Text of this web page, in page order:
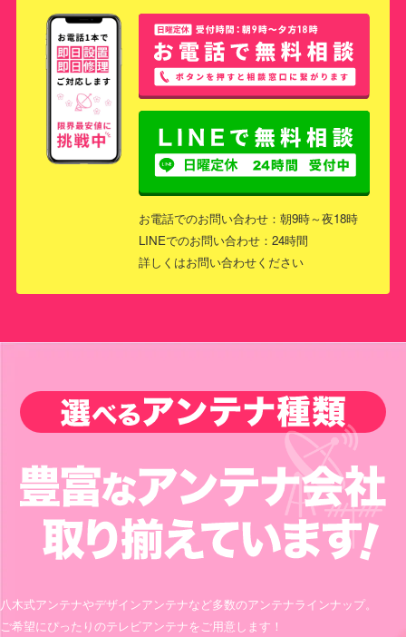
お電話でのお問い合わせ：朝9時～夜18時
LINEでのお問い合わせ：24時間
詳しくはお問い合わせください
八木式アンテナやデザインアンテナなど多数のアンテナラインナップ。
ご希望にぴったりのテレビアンテナをご用意します！